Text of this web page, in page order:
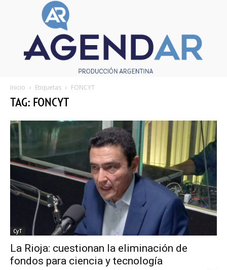
Inicio Etiquetas FONCYT
TAG: FONCYT
CyT
La Rioja: cuestionan la eliminación de
fondos para ciencia y tecnología